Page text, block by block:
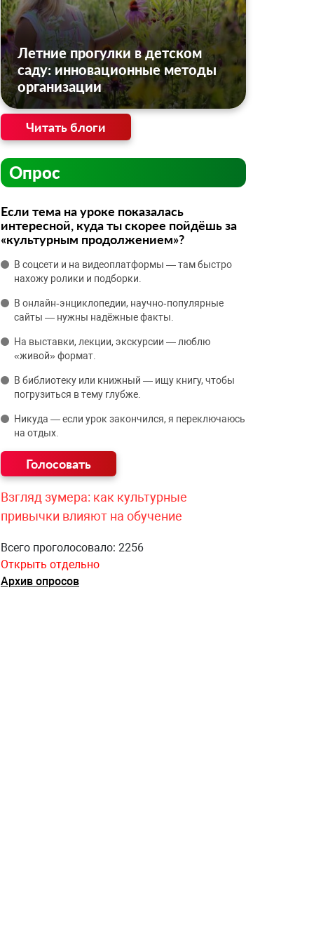
Летние прогулки в детском
саду: инновационные методы
организации
Читать блоги
Опрос
Если тема на уроке показалась
интересной, куда ты скорее пойдёшь за
«культурным продолжением»?
В соцсети и на видеоплатформы — там быстро
нахожу ролики и подборки.
В онлайн‑энциклопедии, научно‑популярные
сайты — нужны надёжные факты.
На выставки, лекции, экскурсии — люблю
«живой» формат.
В библиотеку или книжный — ищу книгу, чтобы
погрузиться в тему глубже.
Никуда — если урок закончился, я переключаюсь
на отдых.
Взгляд зумера: как культурные
привычки влияют на обучение
Всего проголосовало: 2256
Открыть отдельно
Архив опросов